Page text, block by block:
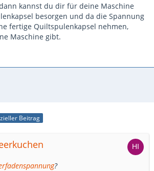
kannst du dir für deine Maschine
besorgen und da die Spannung
fertige Quiltspulenkapsel nehmen,
Maschine gibt.
Beitrag
?